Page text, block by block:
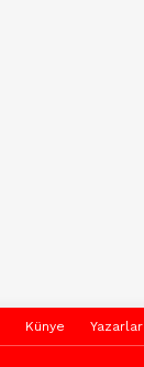
Künye Yazarlar